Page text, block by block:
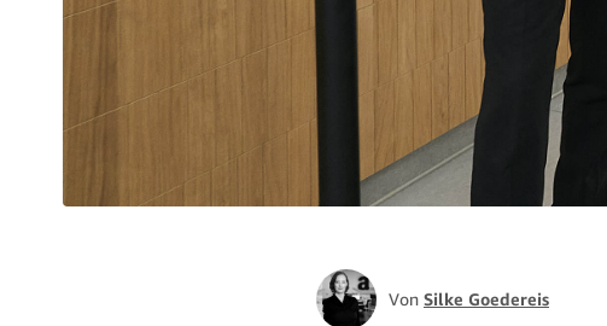
Von Silke Goedereis